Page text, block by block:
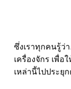
ซึ่งเราทุกคนรู้ว่
เครื่องจักร เพื่
เหล่านี้ไปประยุ